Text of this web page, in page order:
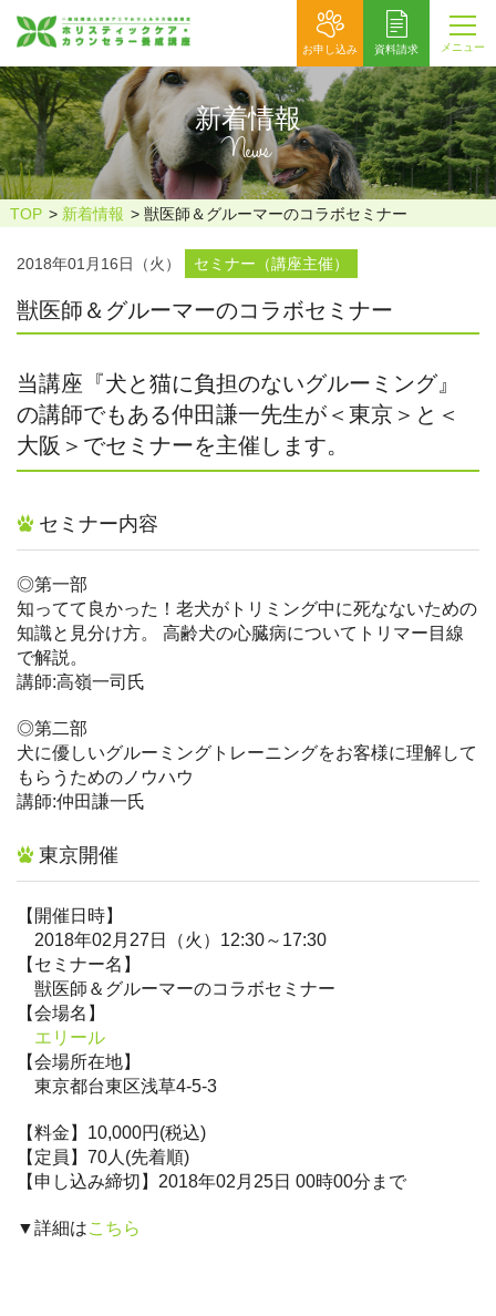
お申し込み 資料請求 メニュー
新着情報
News
TOP 新着情報 獣医師＆グルーマーのコラボセミナー
2018年01月16日（火） セミナー（講座主催）
獣医師＆グルーマーのコラボセミナー
当講座『犬と猫に負担のないグルーミング』
の講師でもある仲田謙一先生が＜東京＞と＜
大阪＞でセミナーを主催します。
セミナー内容
◎第一部
知ってて良かった！老犬がトリミング中に死なないための
知識と見分け方。 高齢犬の心臓病についてトリマー目線
で解説。
講師:高嶺一司氏
◎第二部
犬に優しいグルーミングトレーニングをお客様に理解して
もらうためのノウハウ
講師:仲田謙一氏
東京開催
【開催日時】
2018年02月27日（火）12:30～17:30
【セミナー名】
獣医師＆グルーマーのコラボセミナー
【会場名】
エリール
【会場所在地】
東京都台東区浅草4-5-3
【料金】10,000円(税込)
【定員】70人(先着順)
【申し込み締切】2018年02月25日 00時00分まで
▼詳細はこちら